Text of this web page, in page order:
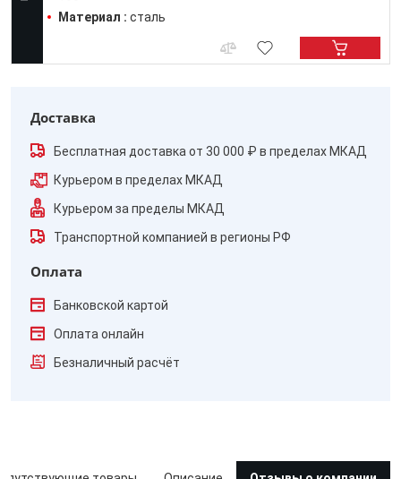
Материал : сталь
Доставка
Бесплатная доставка от 30 000 ₽ в пределах МКАД
Курьером в пределах МКАД
Курьером за пределы МКАД
Транспортной компанией в регионы РФ
Оплата
Банковской картой
Оплата онлайн
Безналичный расчёт